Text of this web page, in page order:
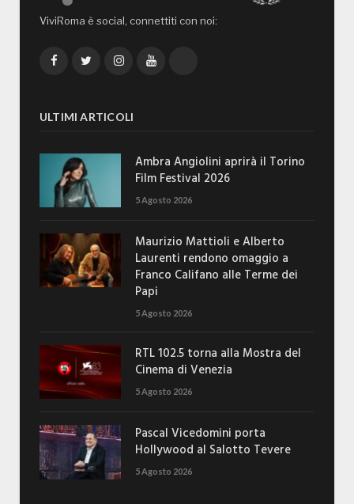
ViviRoma è social, connettiti con noi:
FacebookTwitterInstagramYouTube
ULTIMI ARTICOLI
Ambra Angiolini aprirà il Torino
Film Festival 2026
5 Agosto 2026
Maurizio Mattioli e Alberto
Laurenti rendono omaggio a
Franco Califano alle Terme dei
Papi
5 Agosto 2026
RTL 102.5 torna alla Mostra del
Cinema di Venezia
5 Agosto 2026
Pascal Vicedomini porta
Hollywood al Salotto Tevere
5 Agosto 2026